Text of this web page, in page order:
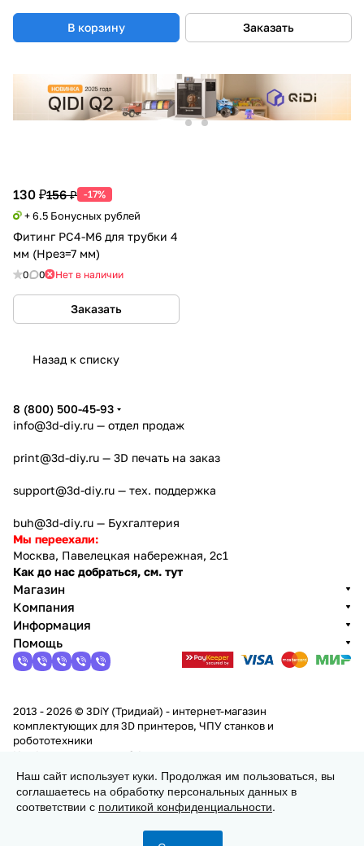
В корзину Заказать
130 ₽156 ₽ -17%
+ 6.5 Бонусных рублей
Фитинг PC4-M6 для трубки 4
мм (Hрез=7 мм)
0 0 Нет в наличии
Заказать
Назад к списку
В корзину
8 (800) 500-45-93
info@3d-diy.ru — отдел продаж
print@3d-diy.ru — 3D печать на заказ
support@3d-diy.ru — тех. поддержка
buh@3d-diy.ru — Бухгалтерия
Мы переехали:
Москва, Павелецкая набережная, 2с1
Как до нас добраться, см. тут
Магазин
Компания
Информация
Помощь
2013 - 2026 © 3DiY (Тридиай) - интернет-магазин
комплектующих для 3D принтеров, ЧПУ станков и
робототехники
Оферта
Наш сайт использует куки. Продолжая им пользоваться, вы
соглашаетесь на обработку персональных данных в
соответствии с политикой конфиденциальности.